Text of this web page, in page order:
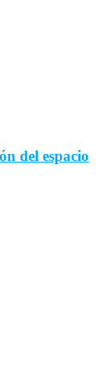
del espacio